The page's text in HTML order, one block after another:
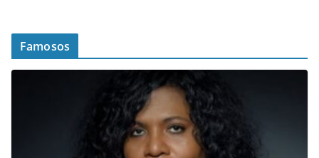
Famosos